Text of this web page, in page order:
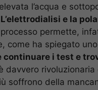
l’acqua e
L’elettrodialisi e la
permette,
come ha spiegato
continuare i test e
davvero
soffrono della